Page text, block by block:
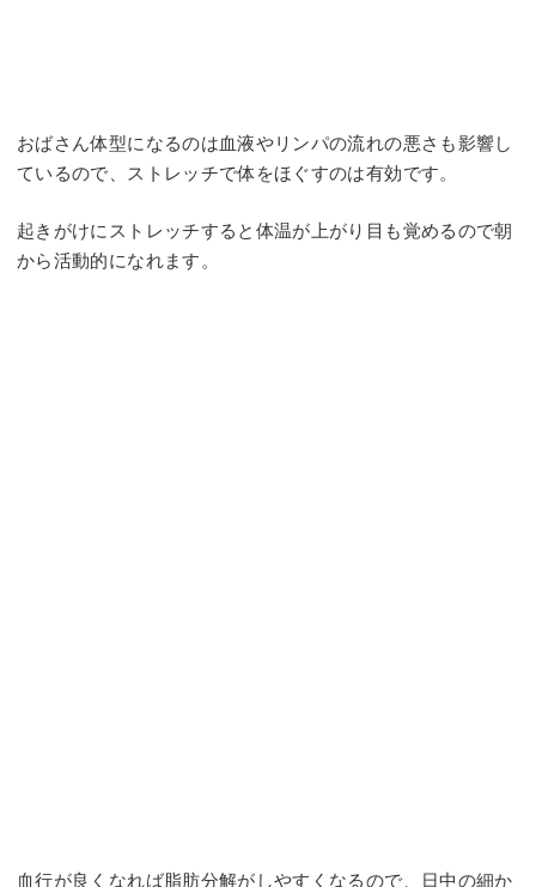
おばさん体型になるのは血液やリンパの流れの悪さも影響し
ているので、ストレッチで体をほぐすのは有効です。
起きがけにストレッチすると体温が上がり目も覚めるので朝
から活動的になれます。
血行が良くなれば脂肪分解がしやすくなるので、日中の細か